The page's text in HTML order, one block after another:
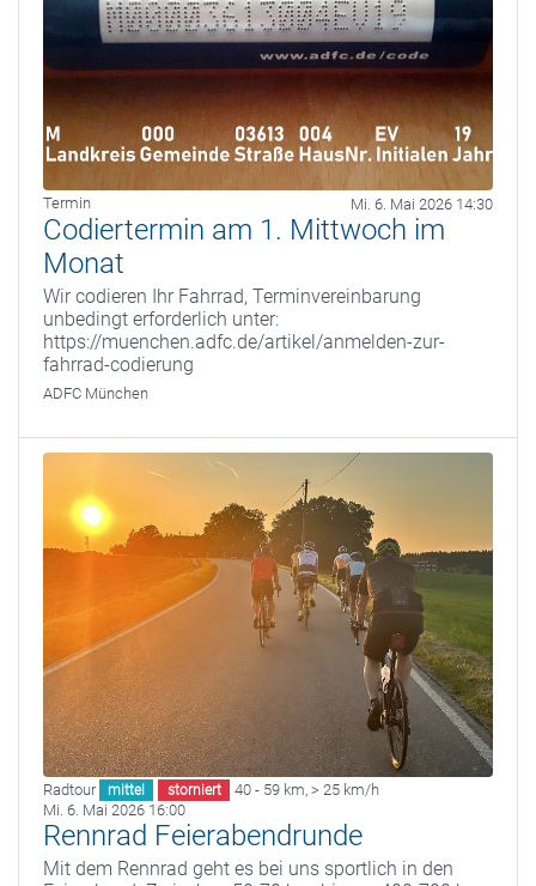
Termin Mi. 6. Mai 2026 14:30
Codiertermin am 1. Mittwoch im
Monat
Wir codieren Ihr Fahrrad, Terminvereinbarung
unbedingt erforderlich unter:
https://muenchen.adfc.de/artikel/anmelden-zur-
fahrrad-codierung
ADFC München
Radtour mittel storniert 40 - 59 km, > 25 km/h
Mi. 6. Mai 2026 16:00
Rennrad Feierabendrunde
Mit dem Rennrad geht es bei uns sportlich in den